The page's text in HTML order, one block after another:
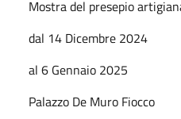
Mostra del presepio
dal 14 Dicembre 2024
al 6 Gennaio 2025
Palazzo De Muro Fiocco